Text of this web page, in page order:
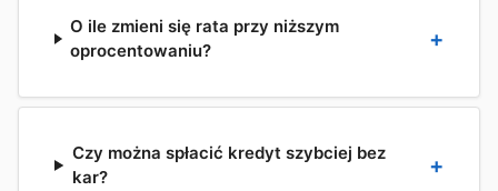
O ile zmieni się rata przy niższym
oprocentowaniu?
Czy można spłacić kredyt szybciej bez
kar?